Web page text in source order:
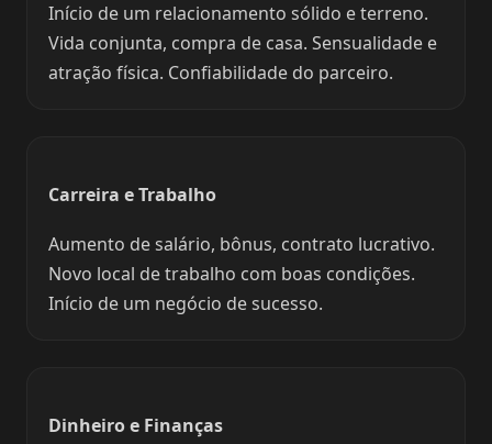
Início de um relacionamento sólido e terreno.
Vida conjunta, compra de casa. Sensualidade e
atração física. Confiabilidade do parceiro.
Carreira e Trabalho
Aumento de salário, bônus, contrato lucrativo.
Novo local de trabalho com boas condições.
Início de um negócio de sucesso.
Dinheiro e Finanças